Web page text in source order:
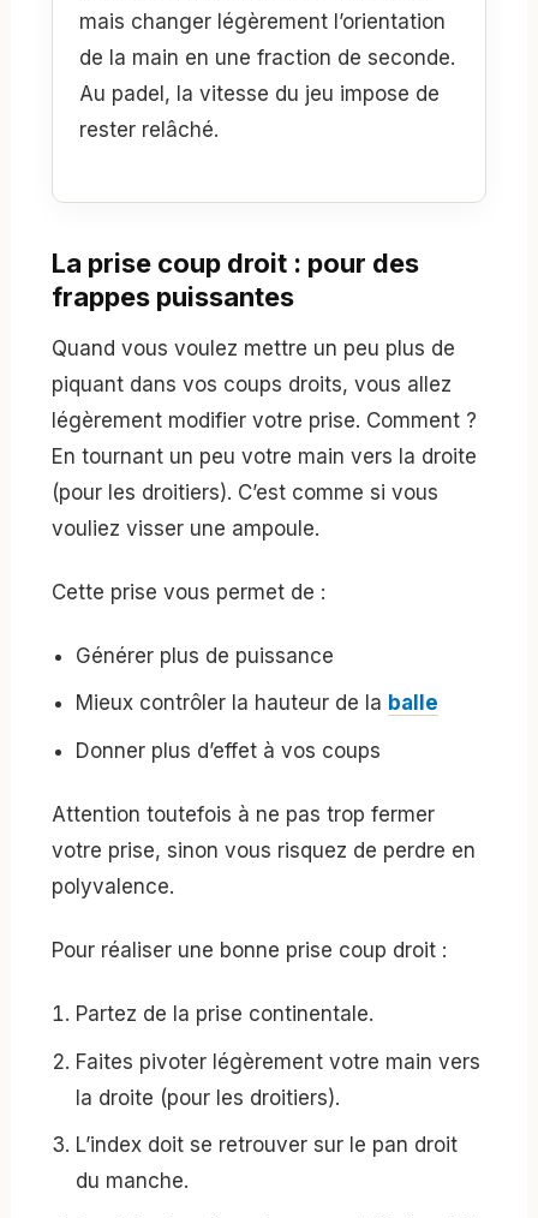
mais changer légèrement l’orientation
de la main en une fraction de seconde.
Au padel, la vitesse du jeu impose de
rester relâché.
La prise coup droit : pour des
frappes puissantes
Quand vous voulez mettre un peu plus de
piquant dans vos coups droits, vous allez
légèrement modifier votre prise. Comment ?
En tournant un peu votre main vers la droite
(pour les droitiers). C’est comme si vous
vouliez visser une ampoule.
Cette prise vous permet de :
Générer plus de puissance
Mieux contrôler la hauteur de la balle
Donner plus d’effet à vos coups
Attention toutefois à ne pas trop fermer
votre prise, sinon vous risquez de perdre en
polyvalence.
Pour réaliser une bonne prise coup droit :
Partez de la prise continentale.
Faites pivoter légèrement votre main vers
la droite (pour les droitiers).
L’index doit se retrouver sur le pan droit
du manche.